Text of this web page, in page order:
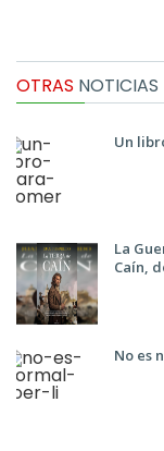
OTRAS NOTICIAS
Un
La
Caín,
No es